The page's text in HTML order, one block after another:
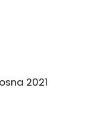
2021